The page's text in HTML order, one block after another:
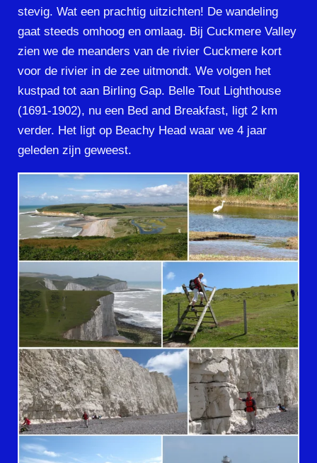
stevig. Wat een prachtig uitzichten! De wandeling
gaat steeds omhoog en omlaag. Bij Cuckmere Valley
zien we de meanders van de rivier Cuckmere kort
voor de rivier in de zee uitmondt. We volgen het
kustpad tot aan Birling Gap. Belle Tout Lighthouse
(1691-1902), nu een Bed and Breakfast, ligt 2 km
verder. Het ligt op Beachy Head waar we 4 jaar
geleden zijn geweest.